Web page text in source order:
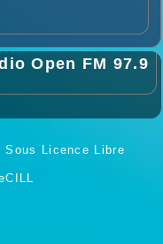
Open FM 97.9
Sous Licence Libre